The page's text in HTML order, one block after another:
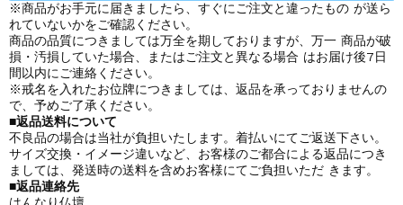
※商品がお手元に届きましたら、すぐにご注文と違ったもの が送ら
れていないかをご確認ください。
商品の品質につきましては万全を期しておりますが、万一 商品が破
損・汚損していた場合、またはご注文と異なる場合 はお届け後7日
間以内にご連絡ください。
※戒名を入れたお位牌につきましては、返品を承っておりませんの
で、予めご了承ください。
■返品送料について
不良品の場合は当社が負担いたします。着払いにてご返送下さい。
サイズ交換・イメージ違いなど、お客様のご都合による返品につき
ましては、発送時の送料を含めお客様にてご負担いただ きます。
■返品連絡先